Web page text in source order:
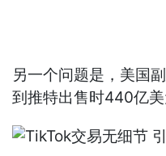
另一个问题是，美国
到推特出售时440亿